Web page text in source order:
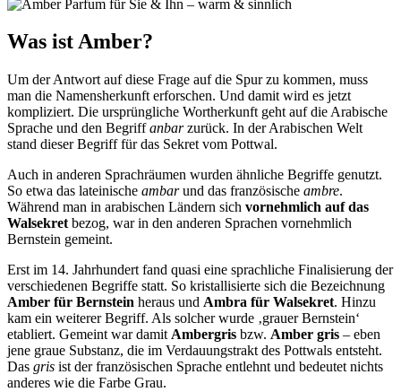
Was ist Amber?
Um der Antwort auf diese Frage auf die Spur zu kommen, muss
man die Namensherkunft erforschen. Und damit wird es jetzt
kompliziert. Die ursprüngliche Wortherkunft geht auf die Arabische
Sprache und den Begriffanbarzurück. In der Arabischen Welt
stand dieser Begriff für das Sekret vom Pottwal.
Auch in anderen Sprachräumen wurden ähnliche Begriffe genutzt.
So etwa das lateinische ambarund das französische ambre.
Während man in arabischen Ländern sich vornehmlich auf das
Walsekret bezog, war in den anderen Sprachen vornehmlich
Bernstein gemeint.
Erst im 14. Jahrhundert fand quasi eine sprachliche Finalisierung der
verschiedenen Begriffe statt. So kristallisierte sich die Bezeichnung
Amber für Bernstein heraus und Ambra für Walsekret. Hinzu
kam ein weiterer Begriff. Als solcher wurde ‚grauer Bernstein‘
etabliert. Gemeint war damit Ambergris bzw. Amber gris – eben
jene graue Substanz, die im Verdauungstrakt des Pottwals entsteht.
Das gris ist der französischen Sprache entlehnt und bedeutet nichts
anderes wie die Farbe Grau.